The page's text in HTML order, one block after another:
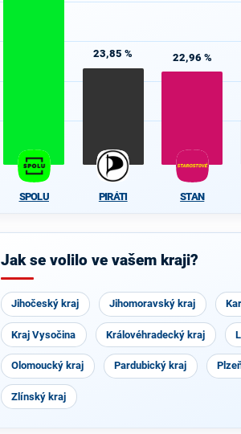
SPOLU
23,85 %
PIRÁTI
22,96 %
STAN
Jak se volilo ve vašem kraji?
Jihočeský kraj Jihomoravský kraj
Kraj Vysočina Královéhradecký kraj
Olomoucký kraj Pardubický kraj
Zlínský kraj